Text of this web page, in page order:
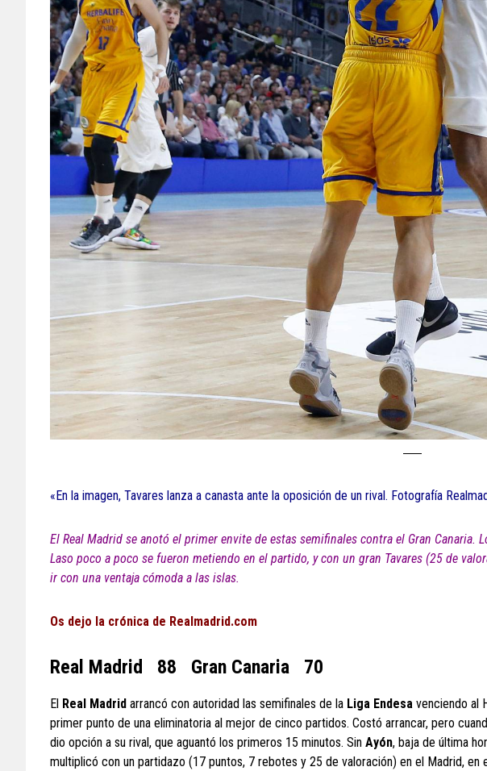
«En la imagen, Tavares lanza a canasta ante la oposición de un rival. Fotografía
El Real Madrid se anotó el primer envite de estas semifinales contra el Gran Canaria.
Laso poco a poco se fueron metiendo en el partido, y con un gran Tavares (25 de
ir con una ventaja cómoda a las islas.
Os dejo la crónica de Realmadrid.com
Real Madrid 88 Gran Canaria 70
El Real Madrid arrancó con autoridad las semifinales de la Liga Endesa venciendo al
primer punto de una eliminatoria al mejor de cinco partidos. Costó arrancar, pero
dio opción a su rival, que aguantó los primeros 15 minutos. Sin Ayón, baja de última
multiplicó con un partidazo (17 puntos, 7 rebotes y 25 de valoración) en el Madrid, en